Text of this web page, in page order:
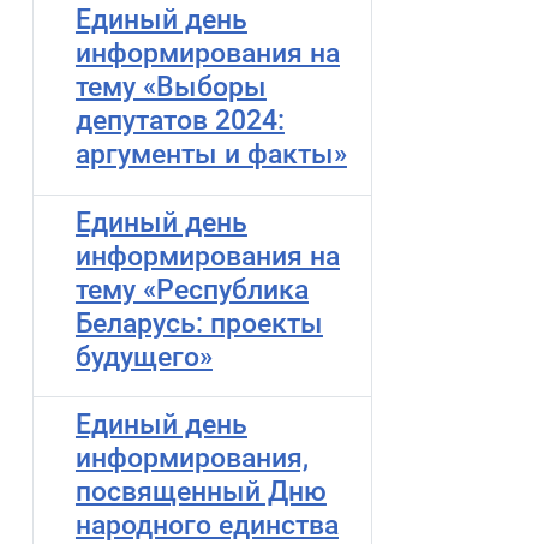
Единый день
информирования на
тему «Выборы
депутатов 2024:
аргументы и факты»
Единый день
информирования на
тему «Республика
Беларусь: проекты
будущего»
Единый день
информирования,
посвященный Дню
народного единства